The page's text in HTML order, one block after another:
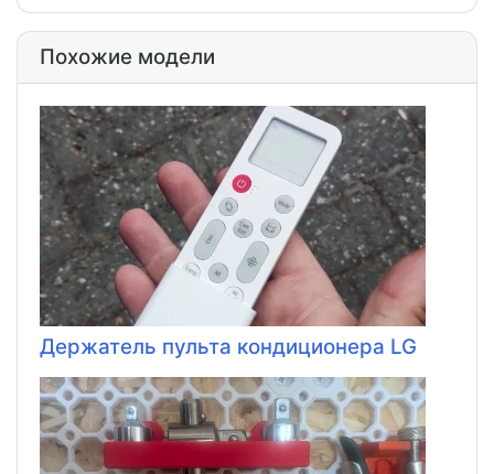
Похожие модели
Держатель пульта кондиционера LG